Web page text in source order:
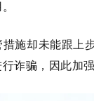
施却未能跟上
诈骗，因此加